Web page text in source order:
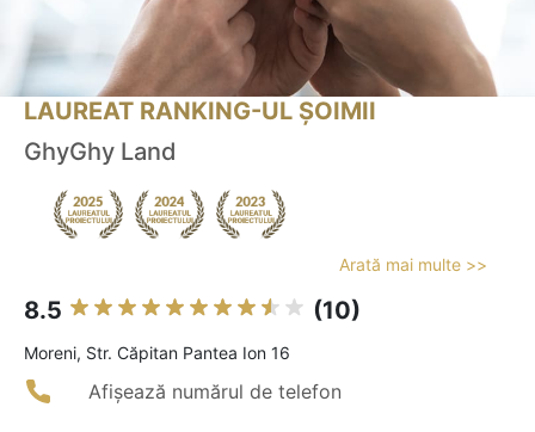
LAUREAT RANKING-UL ȘOIMII
GhyGhy Land
Arată mai multe >>
8.5 (10)
Moreni, Str. Căpitan Pantea Ion 16
Afișează numărul de telefon